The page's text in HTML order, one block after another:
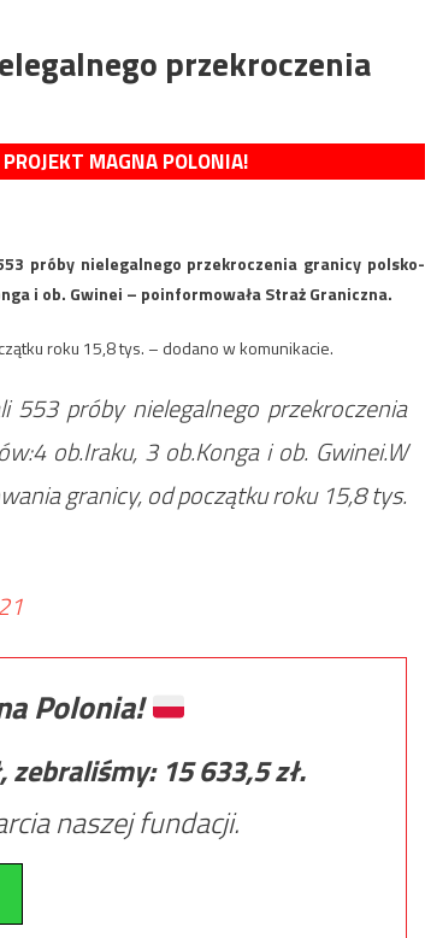
przekroczenia
MAGNA POLONIA!
próby nielegalnego przekroczenia granicy polsko-
i ob. Gwinei – poinformowała Straż Graniczna.
roku 15,8 tys. – dodano w komunikacie.
próby nielegalnego przekroczenia
ob.Iraku, 3 ob.Konga i ob. Gwinei.W
granicy, od początku roku 15,8 tys.
Polonia!
zebraliśmy: 15 633,5zł.
naszej fundacji.